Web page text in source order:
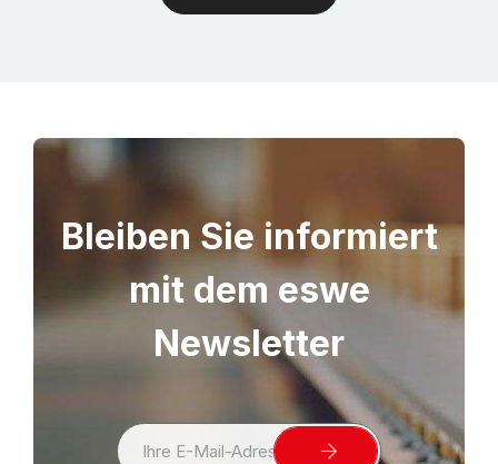
Bleiben Sie informiert
mit dem eswe
Newsletter